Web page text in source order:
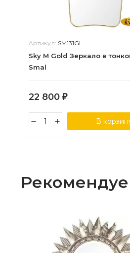
Артикул: SM131GL
Sky M Gold Зеркало в
Smal
22 800 ₽
В